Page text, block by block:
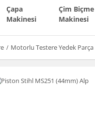
Çapa
Makinesi
Çim Biçme
Makinesi
Motorlu Testere Yedek Parça